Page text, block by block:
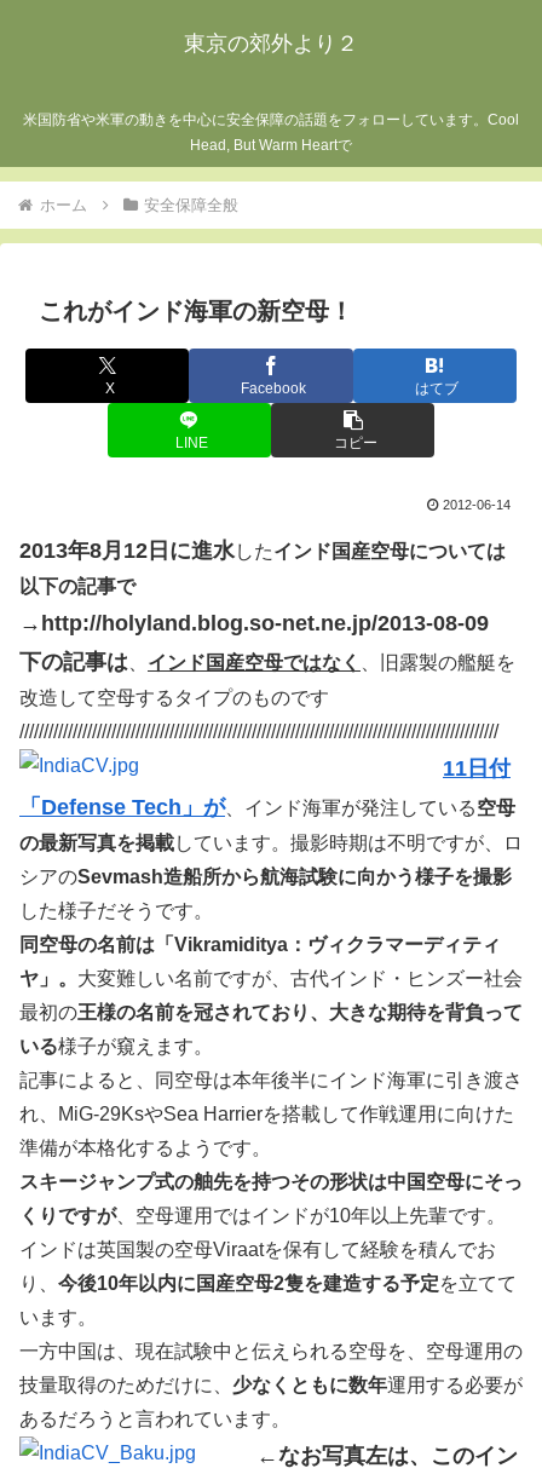
東京の郊外より２
米国防省や米軍の動きを中心に安全保障の話題をフォローしています。Cool
Head, But Warm Heartで
ホーム 安全保障全般
これがインド海軍の新空母！
X Facebook はてブ
LINE コピー
2012-06-14
2013年8月12日に進水したインド国産空母については
以下の記事で
→http://holyland.blog.so-net.ne.jp/2013-08-09
下の記事は
インド国産空母ではなく
、旧露製の艦艇を
改造して空母するタイプのものです
///////////////////////////////////////////////////////////////////////////////////////////////////
11日付
「Defense Tech」が、インド海軍が発注している空母
の最新写真を掲載しています。撮影時期は不明ですが、ロ
シアのSevmash造船所から航海試験に向かう様子を撮影
した様子だそうです。
同空母の名前は「Vikramiditya：ヴィクラマーディティ
ヤ」。 大変難しい名前ですが、古代インド・ヒンズー社会
最初の王様の名前を冠されており、大きな期待を背負って
いる様子が窺えます。
記事によると、同空母は本年後半にインド海軍に引き渡さ
れ、MiG-29KsやSea Harrierを搭載して作戦運用に向けた
準備が本格化するようです。
スキージャンプ式の舳先を持つその形状は中国空母にそっ
くりですが、空母運用ではインドが10年以上先輩です。
インドは英国製の空母Viraatを保有して経験を積んでお
り、 今後10年以内に国産空母2隻を建造する予定を立てて
います。
一方中国は、現在試験中と伝えられる空母を、空母運用の
技量取得のためだけに、 少なくともに数年運用する必要が
あるだろうと言われています。
←なお写真左は、このイン